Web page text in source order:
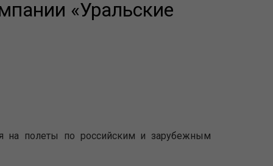
«Уральские
на полеты по российским и зарубежным